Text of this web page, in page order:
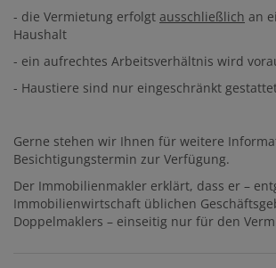
- die Vermietung erfolgt ausschließlich an
Haushalt
- ein aufrechtes Arbeitsverhältnis wird
- Haustiere sind nur eingeschränkt
Gerne stehen wir Ihnen für weitere
Besichtigungstermin zur Verfügung.
Der Immobilienmakler erklärt, dass er –
Immobilienwirtschaft üblichen
Doppelmaklers – einseitig nur für den